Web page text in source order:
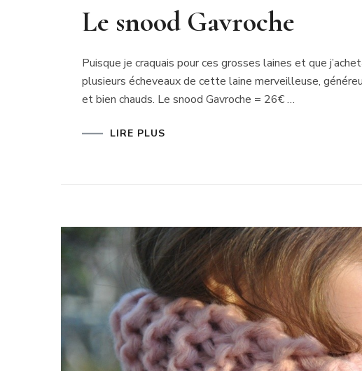
Le snood Gavroche
Puisque je craquais pour ces grosses laines et que
plusieurs écheveaux de cette laine merveilleuse,
et bien chauds. Le snood Gavroche = 26€ …
LIRE PLUS